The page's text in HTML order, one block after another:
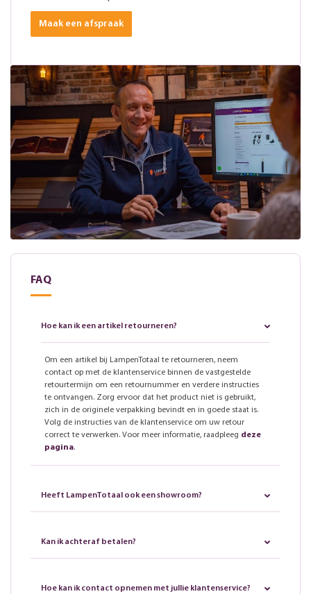
Maak een afspraak
FAQ
Hoe kan ik een artikel retourneren?
Om een artikel bij LampenTotaal te retourneren, neem
contact op met de klantenservice binnen de vastgestelde
retourtermijn om een retournummer en verdere instructies
te ontvangen. Zorg ervoor dat het product niet is gebruikt,
zich in de originele verpakking bevindt en in goede staat is.
Volg de instructies van de klantenservice om uw retour
correct te verwerken. Voor meer informatie, raadpleeg deze
pagina.
Heeft LampenTotaal ook een showroom?
Kan ik achteraf betalen?
Hoe kan ik contact opnemen met jullie klantenservice?